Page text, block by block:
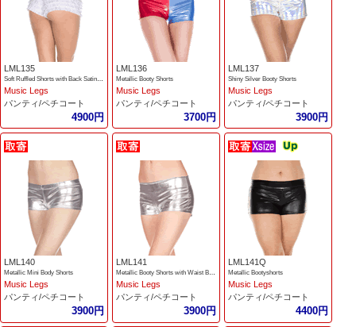
LML135
Music Legs
パンティ/ペチコート
4900円
LML136
Metallic Booty Shorts
Music Legs
パンティ/ペチコート
3700円
LML137
Shiny Silver Booty Shorts
Music Legs
パンティ/ペチコート
3900円
LML140
Metallic Mini Body Shorts
Music Legs
パンティ/ペチコート
3900円
LML141
Metallic Booty Shorts with Waist Band
Music Legs
パンティ/ペチコート
3900円
LML141Q
Metallic Bootyshorts
Music Legs
パンティ/ペチコート
4400円